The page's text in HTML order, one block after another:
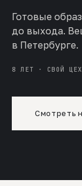
Готовые
до выхода.
в Петербурге.
8 ЛЕТ · СВОЙ
Смотреть